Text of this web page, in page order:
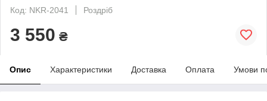
Код: NKR-2041
Роздріб
3 550 ₴
Опис Характеристики Доставка Оплата Умови